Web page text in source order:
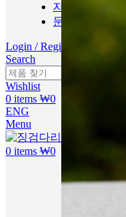
자주묻는질문
문의
Login / Register
Search
Wishlist
0 items ₩0
ENG
Menu
0 items ₩0